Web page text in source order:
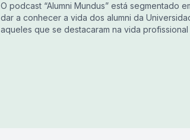
O podcast “Alumni Mundus” está segmentado
dar a conhecer a vida dos alumni da
aqueles que se destacaram na vida profissional